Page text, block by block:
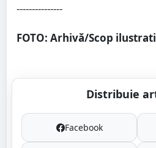
---------------
FOTO: Arhivă/Scop
Distribuie
Facebook